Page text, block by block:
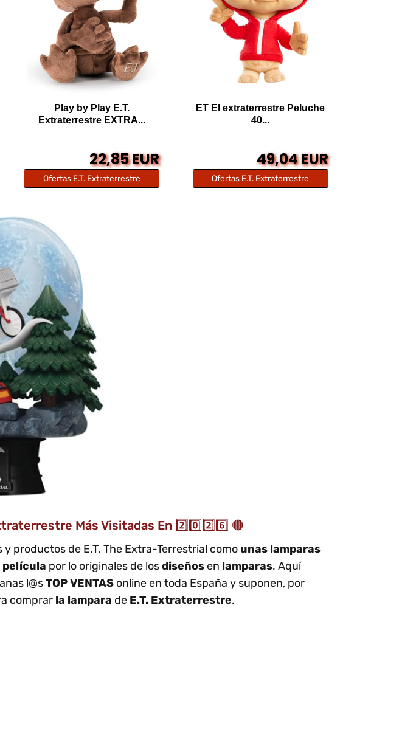
Play by Play E.T.
Extraterrestre EXTRA...
22,85 EUR
Ofertas E.T. Extraterrestre
ET El extraterrestre Peluche
40...
49,04 EUR
Ofertas E.T. Extraterrestre
Más Visitadas En 2️⃣0️⃣2️⃣6️⃣ 🔴
productos de E.T. The Extra-Terrestrial como unas lamparas
película por lo originales de losdiseñosen lamparas. Aquí
l@sTOP VENTAS online en toda España y suponen, por
comprar la lampara de E.T. Extraterrestre.